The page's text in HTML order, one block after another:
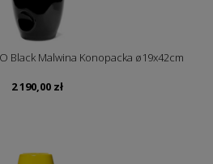
Black Malwina Konopacka ø19x42cm
2 190,00 zł